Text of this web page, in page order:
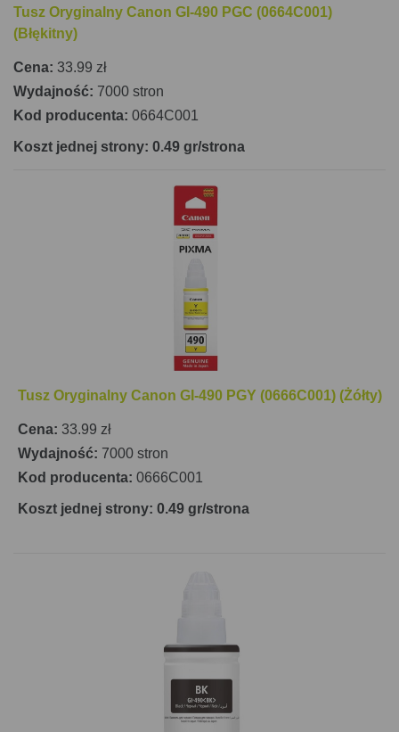
Tusz Oryginalny Canon GI-490 PGC (0664C001)
(Błękitny)
Cena: 33.99 zł
Wydajność: 7000 stron
Kod producenta: 0664C001
Koszt jednej strony: 0.49 gr/strona
Tusz Oryginalny Canon GI-490 PGY (0666C001) (Żółty)
Cena: 33.99 zł
Wydajność: 7000 stron
Kod producenta: 0666C001
Koszt jednej strony: 0.49 gr/strona